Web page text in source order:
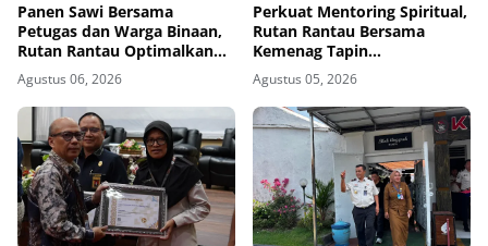
Panen Sawi Bersama
Petugas dan Warga Binaan,
Rutan Rantau Optimalkan
Lahan SAE untuk Pembinaan
Kemandirian
Agustus 06, 2026
Perkuat Mentoring Spiritual,
Rutan Rantau Bersama
Kemenag Tapin
Selenggarakan Kegiatan
Tausyiah
Agustus 05, 2026